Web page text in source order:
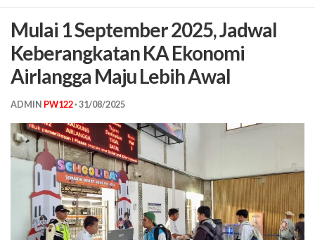
Mulai 1 September 2025, Jadwal
Keberangkatan KA Ekonomi
Airlangga Maju Lebih Awal
ADMIN PW122· 31/08/2025